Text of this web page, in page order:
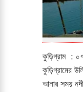
কুড়িগ্রাম :
কুড়িগ্রামের
আনার সময়